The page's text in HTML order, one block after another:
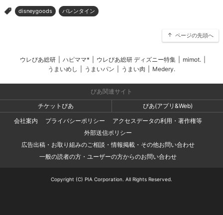
> disneygoods バレンタイン
ページの先頭へ
ウレぴあ総研 ハピママ* ウレぴあ総研 ディズニー特集 mimot.
うまいめし
うまいパン うまい肉 Medery.
ぴあ関連サイト
チケットぴあ
ぴあ(アプリ&Web)
会社案内
プライバシーポリシー
アクセスデータの利用・著作権等
外部送信ポリシー
広告出稿・お取り組みのご相談・情報掲載・その他お問い合わせ
一般の読者の方・ユーザーの方からのお問い合わせ
Copyright (C) PIA Corporation. All Rights Reserved.